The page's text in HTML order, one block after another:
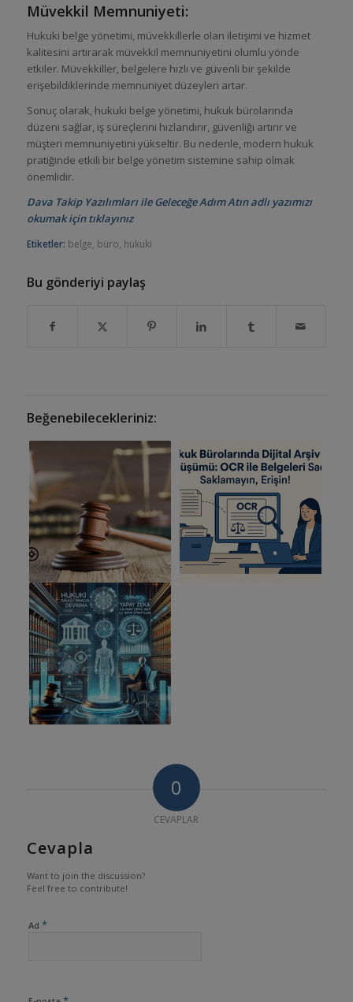
Müvekkil Memnuniyeti:
Hukuki belge yönetimi, müvekkillerle olan iletişimi ve hizmet
kalitesini artırarak müvekkil memnuniyetini olumlu yönde
etkiler. Müvekkiller, belgelere hızlı ve güvenli bir şekilde
erişebildiklerinde memnuniyet düzeyleri artar.
Sonuç olarak, hukuki belge yönetimi, hukuk bürolarında
düzeni sağlar, iş süreçlerini hızlandırır, güvenliği artırır ve
müşteri memnuniyetini yükseltir. Bu nedenle, modern hukuk
pratiğinde etkili bir belge yönetim sistemine sahip olmak
önemlidir.
Dava Takip Yazılımları ile Geleceğe Adım Atın adlı yazımızı
okumak için tıklayınız
Etiketler: belge büro hukuki
Bu gönderiyi paylaş
Beğenebilecekleriniz:
0
CEVAPLAR
Cevapla
Want to join the discussion?
Feel free to contribute!
Ad *